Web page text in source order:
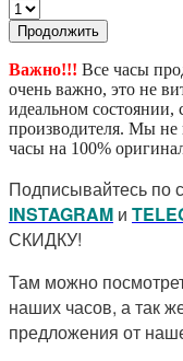
Продолжить
Важно!!! Все часы
очень важно, это не
идеальном
производителя. Мы не
часы на 100%
Подписывайтесь по
INSTAGRAM и
СКИДКУ!
Там можно
наших часов, а так
предложения от